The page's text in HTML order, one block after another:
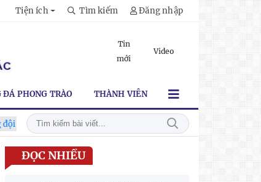
Tiện ích Tìm kiếm Đăng nhập
Tin
mới
Video
ĐÁ PHONG TRÀO THÀNH VIÊN
nhất trước Campuchia" CĐV vượt gần 80 km từ
ĐỌC NHIỀU